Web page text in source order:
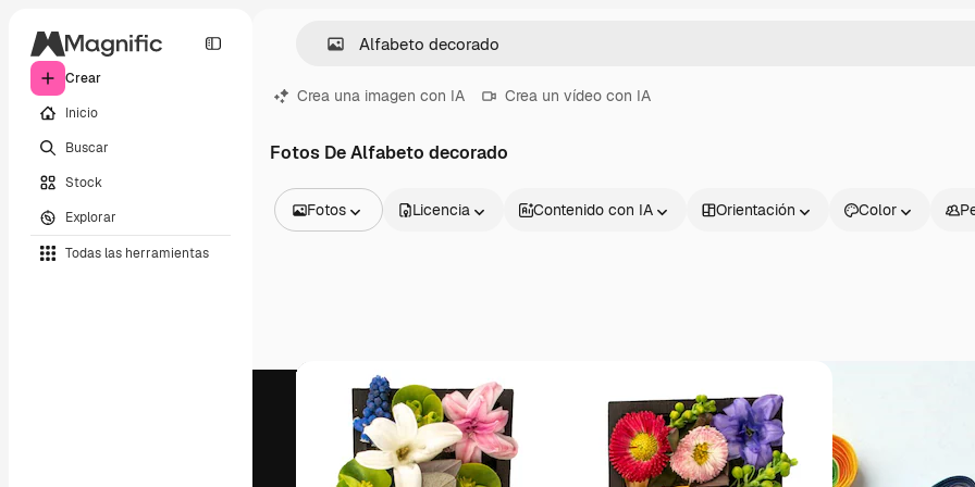
Crear
Inicio
Buscar
Stock
Explorar
Todas las herramientas
Crea una imagen con IA Crea un vídeo con IA
Fotos De Alfabeto decorado
Fotos
Vídeos
Clips de vídeo
Motion graphics
Plantillas de vídeos
Modelos 3D
Licencia Contenido con IA Orientación Color
Productos Información útil